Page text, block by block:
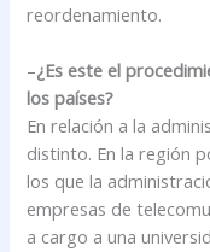
reordenamiento.
–¿Es este el
los países?
En relación a la
distinto. En la región
los que la
empresas de
a cargo a una